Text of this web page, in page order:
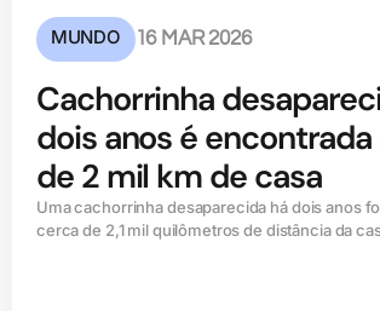
MUNDO 16 MAR 2026
Cachorrinha
dois anos é encontrada
de 2 mil km de casa
Uma cachorrinha desaparecida há dois anos
cerca de 2,1 mil quilômetros de distância da